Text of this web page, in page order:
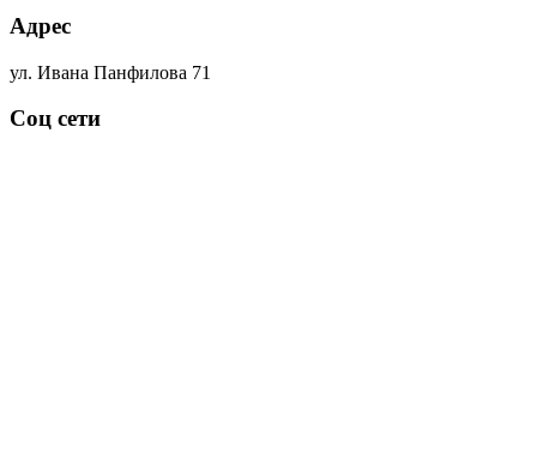
Адрес
ул. Ивана Панфилова 71
Соц сети